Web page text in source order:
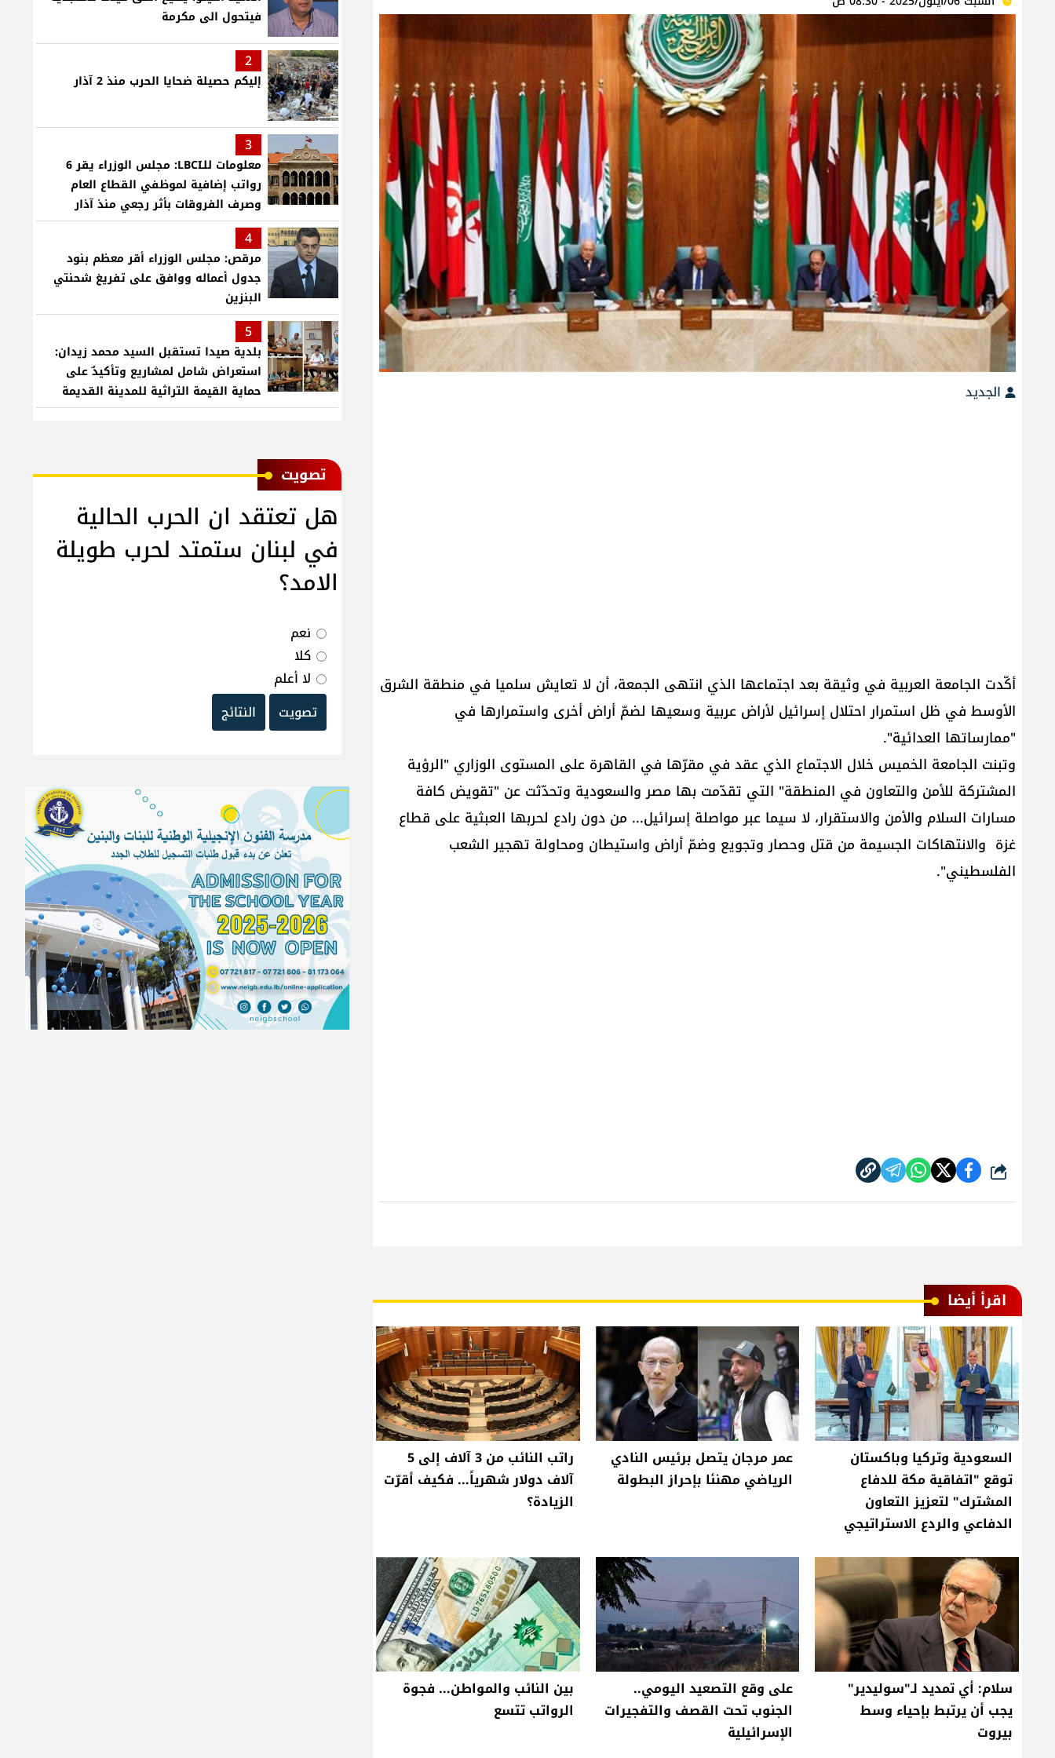
الجديد
أكّدت الجامعة العربية في وثيقة بعد اجتماعها الذي انتهى الجمعة، أن لا تعايش سلميا في منطقة الشرق
الأوسط في ظل استمرار احتلال إسرائيل لأراض عربية وسعيها لضمّ أراض أخرى واستمرارها في
"ممارساتها العدائية".
وتبنت الجامعة الخميس خلال الاجتماع الذي عقد في مقرّها في القاهرة على المستوى الوزاري "الرؤية
المشتركة للأمن والتعاون في المنطقة" التي تقدّمت بها مصر والسعودية وتحدّثت عن "تقويض كافة
مسارات السلام والأمن والاستقرار، لا سيما عبر مواصلة إسرائيل... من دون رادع لحربها العبثية على قطاع
غزة والانتهاكات الجسيمة من قتل وحصار وتجويع وضمّ أراض واستيطان ومحاولة تهجير الشعب
الفلسطيني".
شارك
اقرأ أيضا
السعودية وتركيا وباكستان
توقع "اتفاقية مكة للدفاع
المشترك" لتعزيز التعاون
الدفاعي والردع الاستراتيجي
عمر مرجان يتصل برئيس النادي
الرياضي مهنئا بإحراز البطولة
راتب النائب من 3 آلاف إلى 5
آلاف دولار شهرياً... فكيف أقرّت
الزيادة؟
سلام: أي تمديد لـ"سوليدير"
يجب أن يرتبط بإحياء وسط
بيروت
على وقع التصعيد اليومي..
الجنوب تحت القصف والتفجيرات
الإسرائيلية
بين النائب والمواطن... فجوة
الرواتب تتسع
فيتحول الى مكرمة
2
إليكم حصيلة ضحايا الحرب منذ 2 آذار
3
معلومات للـLBCI: مجلس الوزراء يقر 6
رواتب إضافية لموظفي القطاع العام
وصرف الفروقات بأثر رجعي منذ آذار
4
مرقص: مجلس الوزراء أقر معظم بنود
جدول أعماله ووافق على تفريغ شحنتي
البنزين
5
بلدية صيدا تستقبل السيد محمد زيدان:
استعراض شامل لمشاريع وتأكيدٌ على
حماية القيمة التراثية للمدينة القديمة
ﺗﺼﻮﻳﺖ
هل تعتقد ان الحرب الحالية
في لبنان ستمتد لحرب طويلة
الامد؟
نعم
كلا
لا أعلم
تصويت
النتائج